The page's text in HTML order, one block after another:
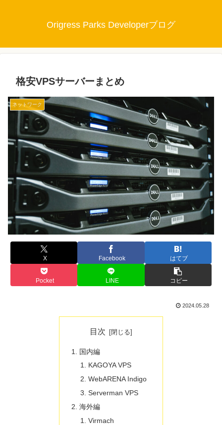
Origress Parks Developerブログ
格安VPSサーバーまとめ
ネットワーク
X Facebook はてブ
Pocket LINE コピー
2024.05.28
目次
国内編
KAGOYA VPS
WebARENA Indigo
Serverman VPS
海外編
Virmach